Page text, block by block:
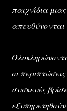
παιχνίδια
οι
συσκευές